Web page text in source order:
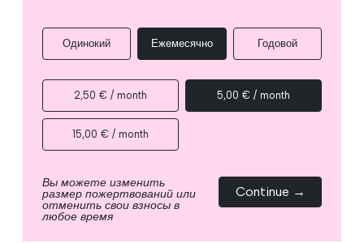
Одинокий Ежемесячно Годовой
2,50 € / month 5,00 € / month
15,00 € / month
Вы можете изменить
размер пожертвований или
отменить свои взносы в
любое время
Continue →